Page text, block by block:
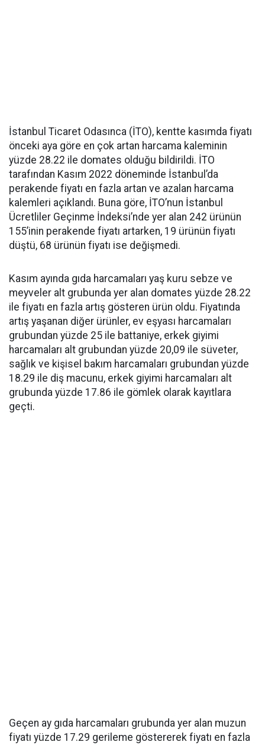
İstanbul Ticaret Odasınca (İTO), kentte kasımda fiyatı
önceki aya göre en çok artan harcama kaleminin
yüzde 28.22 ile domates olduğu bildirildi. İTO
tarafından Kasım 2022 döneminde İstanbul’da
perakende fiyatı en fazla artan ve azalan harcama
kalemleri açıklandı. Buna göre, İTO’nun İstanbul
Ücretliler Geçinme İndeksi’nde yer alan 242 ürünün
155’inin perakende fiyatı artarken, 19 ürünün fiyatı
düştü, 68 ürünün fiyatı ise değişmedi.
Kasım ayında gıda harcamaları yaş kuru sebze ve
meyveler alt grubunda yer alan domates yüzde 28.22
ile fiyatı en fazla artış gösteren ürün oldu. Fiyatında
artış yaşanan diğer ürünler, ev eşyası harcamaları
grubundan yüzde 25 ile battaniye, erkek giyimi
harcamaları alt grubundan yüzde 20,09 ile süveter,
sağlık ve kişisel bakım harcamaları grubundan yüzde
18.29 ile diş macunu, erkek giyimi harcamaları alt
grubunda yüzde 17.86 ile gömlek olarak kayıtlara
geçti.
Geçen ay gıda harcamaları grubunda yer alan muzun
fiyatı yüzde 17.29 gerileme göstererek fiyatı en fazla